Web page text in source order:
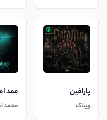
پارافین
ویناک
ممد
محمد